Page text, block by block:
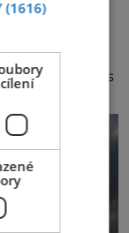
(80)
je to ještě
dál častěji
ji snad samota? Půs
(1616)
cílení